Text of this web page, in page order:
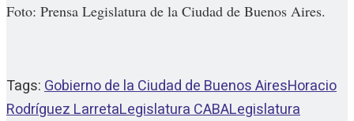
Foto: Prensa Legislatura de la Ciudad de Buenos Aires.
Tags:Gobierno de la Ciudad de Buenos AiresHoracio
Rodríguez LarretaLegislatura CABALegislatura